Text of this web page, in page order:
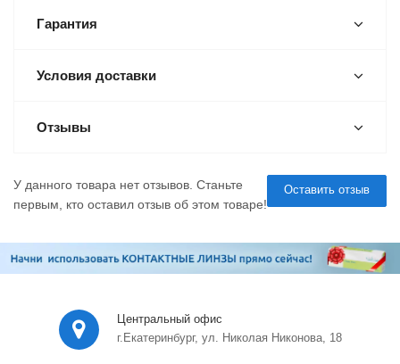
Гарантия
Условия доставки
Отзывы
Оставить отзыв
У данного товара нет отзывов. Станьте
первым, кто оставил отзыв об этом товаре!
Центральный офис
г.Екатеринбург, ул. Николая Никонова, 18